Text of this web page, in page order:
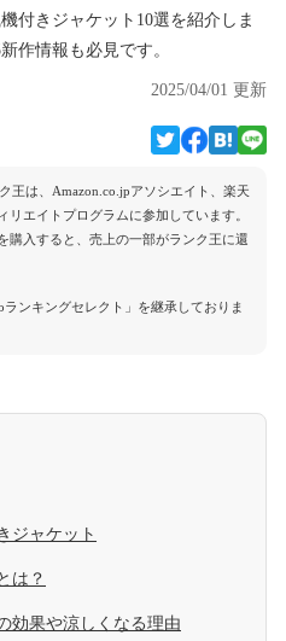
付きジャケット10選を紹介しま
作情報も必見です。
2025/04/01 更新
王は、Amazon.co.jpアソシエイト、楽天
エイトプログラムに参加しています。
購入すると、売上の一部がランク王に還
ンキングセレクト」を継承しておりま
ジャケット
は？
効果や涼しくなる理由